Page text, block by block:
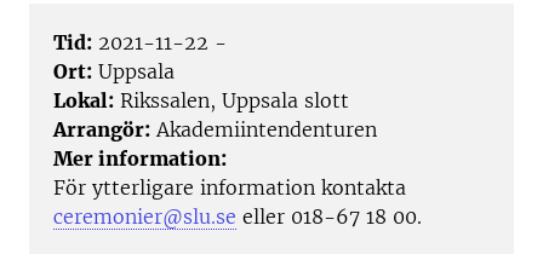
Tid: 2021-11-22 -
Ort: Uppsala
Lokal: Rikssalen, Uppsala slott
Arrangör: Akademiintendenturen
Mer information:
För ytterligare information kontakta
ceremonier@slu.se eller 018-67 18 00.